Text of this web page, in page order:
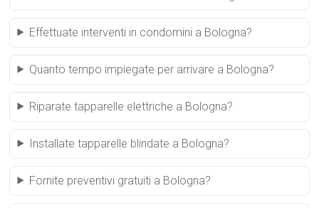
Effettuate interventi in condomini a Bologna?
Quanto tempo impiegate per arrivare a Bologna?
Riparate tapparelle elettriche a Bologna?
Installate tapparelle blindate a Bologna?
Fornite preventivi gratuiti a Bologna?